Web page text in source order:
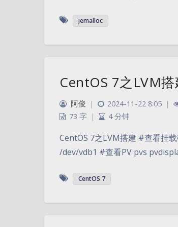
jemalloc
CentOS 7之LVM搭
阿俊 | 2024-11-22 8:05 |
73 字 | 4 分钟
CentOS 7之LVM搭建 #查看挂
/dev/vdb1 #查看PV pvs
CentOS 7